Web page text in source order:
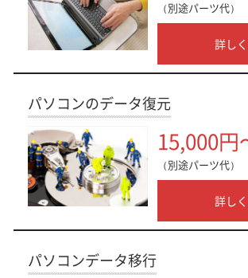
（別途パーツ代）
詳し
パソコンのデータ復元
15,000円
（別途パーツ代）
詳し
パソコンデータ移行